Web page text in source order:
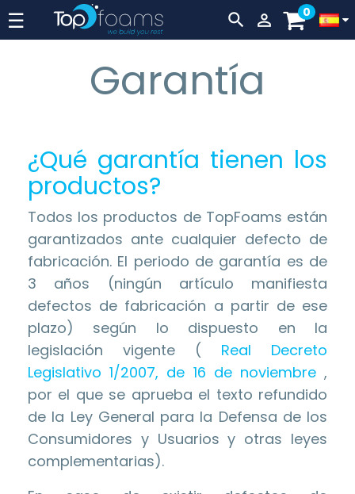
Navegación
de
☰   0
Garantía
¿Qué garantía tienen los
productos?
Todos los productos de TopFoams están
garantizados ante cualquier defecto de
fabricación. El periodo de garantía es de
3 años (ningún artículo manifiesta
defectos de fabricación a partir de ese
plazo) según lo dispuesto en la
legislación vigente ( Real Decreto
Legislativo 1/2007, de 16 de noviembre,
por el que se aprueba el texto refundido
de la Ley General para la Defensa de los
Consumidores y Usuarios y otras leyes
complementarias).